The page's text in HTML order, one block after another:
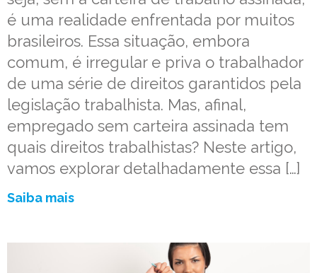
é uma realidade enfrentada por muitos
brasileiros. Essa situação, embora
comum, é irregular e priva o trabalhador
de uma série de direitos garantidos pela
legislação trabalhista. Mas, afinal,
empregado sem carteira assinada tem
quais direitos trabalhistas? Neste artigo,
vamos explorar detalhadamente essa […]
Saiba mais